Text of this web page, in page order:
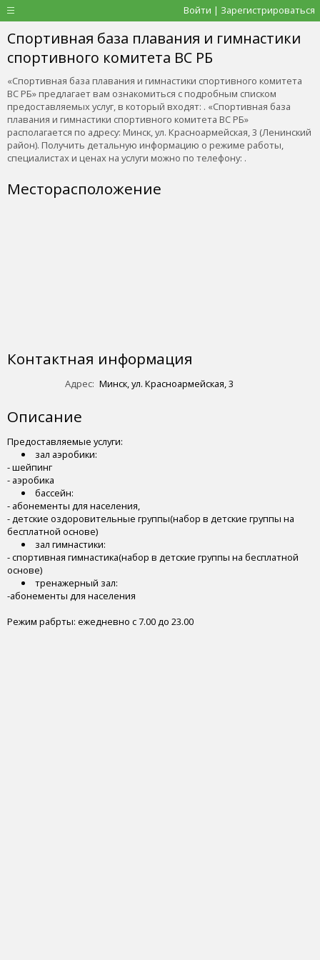
Войти | Зарегистрироваться
Спортивная база плавания и гимнастики
спортивного комитета ВС РБ
«Спортивная база плавания и гимнастики спортивного комитета
ВС РБ» предлагает вам ознакомиться с подробным списком
предоставляемых услуг, в который входят: . «Спортивная база
плавания и гимнастики спортивного комитета ВС РБ»
располагается по адресу: Минск, ул. Красноармейская, 3 (Ленинский
район). Получить детальную информацию о режиме работы,
специалистах и ценах на услуги можно по телефону: .
Месторасположение
Контактная информация
Адрес: Минск, ул. Красноармейская, 3
Описание
Предоставляемые услуги:
зал аэробики:
- шейпинг
- аэробика
бассейн:
- абонементы для населения,
- детские оздоровительные группы(набор в детские группы на
бесплатной основе)
зал гимнастики:
- спортивная гимнастика(набор в детские группы на бесплатной
основе)
тренажерный зал:
-абонементы для населения
Режим рабрты: ежедневно с 7.00 до 23.00